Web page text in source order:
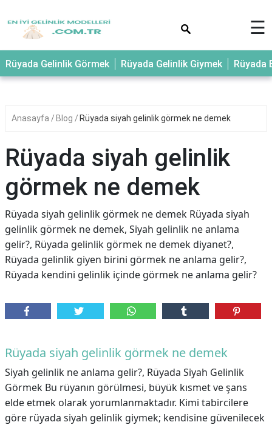
☰
Rüyada Gelinlik Görmek Rüyada Gelinlik Giymek Rüyada
Anasayfa Blog Rüyada siyah gelinlik görmek ne demek
Rüyada siyah gelinlik
görmek ne demek
Rüyada siyah gelinlik görmek ne demek Rüyada siyah
gelinlik görmek ne demek, Siyah gelinlik ne anlama
gelir?, Rüyada gelinlik görmek ne demek diyanet?,
Rüyada gelinlik giyen birini görmek ne anlama gelir?,
Rüyada kendini gelinlik içinde görmek ne anlama gelir?
Rüyada siyah gelinlik görmek ne demek
Siyah gelinlik ne anlama gelir?, Rüyada Siyah Gelinlik
Görmek Bu rüyanın görülmesi, büyük kısmet ve şans
elde etmek olarak yorumlanmaktadır. Kimi tabircilere
göre rüyada siyah gelinlik giymek; kendisine güvenilecek